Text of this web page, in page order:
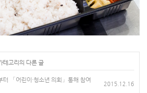
테고리의 다른 글
「어린이·청소년 의회」통해 참여
2015.12.16